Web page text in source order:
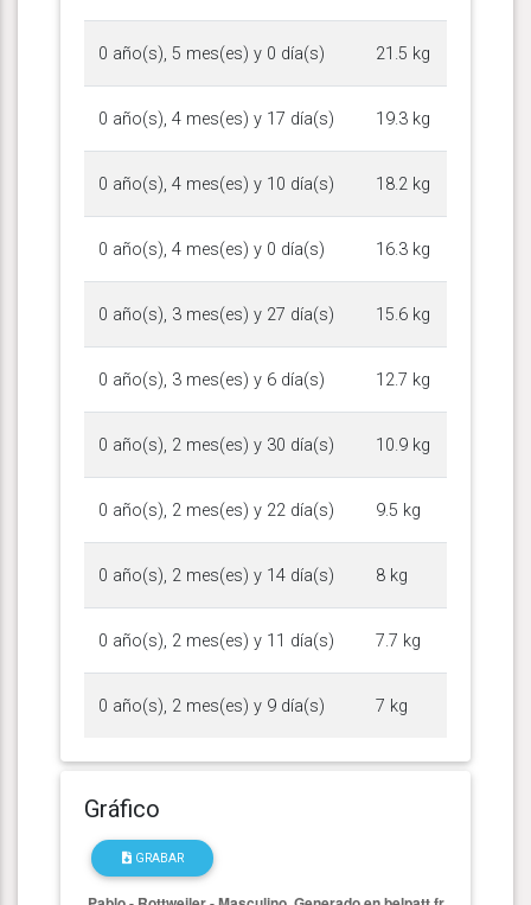
0 año(s), 5 mes(es) y 0 día(s) 21.5 kg
0 año(s), 4 mes(es) y 17 día(s) 19.3 kg
0 año(s), 4 mes(es) y 10 día(s) 18.2 kg
0 año(s), 4 mes(es) y 0 día(s) 16.3 kg
0 año(s), 3 mes(es) y 27 día(s) 15.6 kg
0 año(s), 3 mes(es) y 6 día(s) 12.7 kg
0 año(s), 2 mes(es) y 30 día(s) 10.9 kg
0 año(s), 2 mes(es) y 22 día(s) 9.5 kg
0 año(s), 2 mes(es) y 14 día(s) 8 kg
0 año(s), 2 mes(es) y 11 día(s) 7.7 kg
0 año(s), 2 mes(es) y 9 día(s) 7 kg
Gráfico
GRABAR